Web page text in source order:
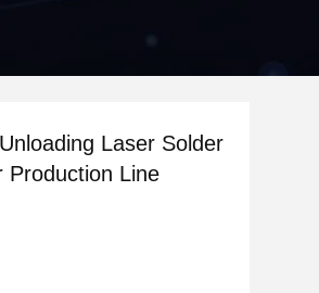
Laser Solder
Production Line